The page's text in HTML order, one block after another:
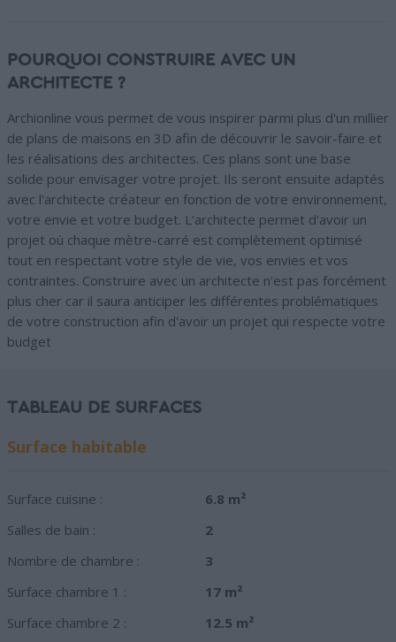
POURQUOI CONSTRUIRE AVEC UN
ARCHITECTE ?
Archionline vous permet de vous inspirer parmi plus d'un millier
de plans de maisons en 3D afin de découvrir le savoir-faire et
les réalisations des architectes. Ces plans sont une base
solide pour envisager votre projet. Ils seront ensuite adaptés
avec l'architecte créateur en fonction de votre environnement,
votre envie et votre budget. L'architecte permet d'avoir un
projet où chaque mètre-carré est complètement optimisé
tout en respectant votre style de vie, vos envies et vos
contraintes. Construire avec un architecte n'est pas forcément
plus cher car il saura anticiper les différentes problématiques
de votre construction afin d'avoir un projet qui respecte votre
budget
TABLEAU DE SURFACES
Surface habitable
Surface cuisine :
6.8 m²
Salles de bain :
2
Nombre de chambre :
3
Surface chambre 1 :
17 m²
Surface chambre 2 :
12.5 m²